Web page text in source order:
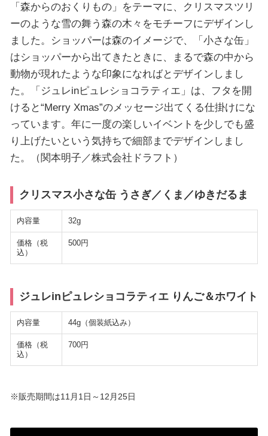
「森からのおくりもの」をテーマに、クリスマスツリ
ーのような雪の舞う森の木々をモチーフにデザインし
ました。ショッパーは森のイメージで、「小さな缶」
はショッパーから出てきたときに、まるで森の中から
動物が現れたような印象になればとデザインしまし
た。「ジュレinピュレショコラティエ」は、フタを開
けると“Merry Xmas”のメッセージ出てくる仕掛けにな
っています。年に一度の楽しいイベントを少しでも盛
り上げたいという気持ちで細部までデザインしまし
た。（関本明子／株式会社ドラフト）
クリスマス小さな缶 うさぎ／くま／ゆきだるま
内容量 32g
価格（税
込）
500円
ジュレinピュレショコラティエ りんご＆ホワイト
内容量 44g（個装紙込み）
価格（税
込）
700円
※販売期間は11月1日～12月25日